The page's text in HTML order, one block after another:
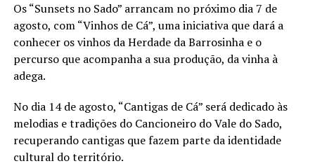
Os “Sunsets no Sado” arrancam no próximo dia 7 de
agosto, com “Vinhos de Cá”, uma iniciativa que dará a
conhecer os vinhos da Herdade da Barrosinha e o
percurso que acompanha a sua produção, da vinha à
adega.
No dia 14 de agosto, “Cantigas de Cá” será dedicado às
melodias e tradições do Cancioneiro do Vale do Sado,
recuperando cantigas que fazem parte da identidade
cultural do território.